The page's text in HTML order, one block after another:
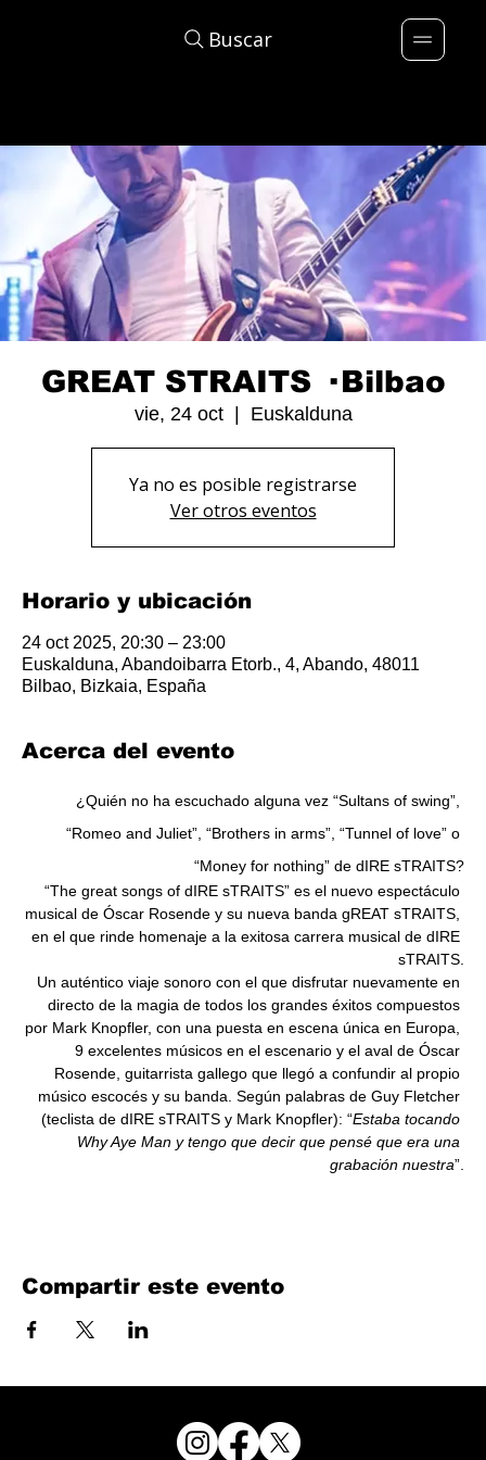
Buscar
GREAT STRAITS · Bilbao
vie, 24 oct
  |
Euskalduna
Ya no es posible registrarse
Ver otros eventos
Horario y ubicación
24 oct 2025, 20:30 – 23:00
Euskalduna, Abandoibarra Etorb., 4, Abando, 48011
Bilbao, Bizkaia, España
Acerca del evento
¿Quién no ha escuchado alguna vez “Sultans of swing”,
“Romeo and Juliet”, “Brothers in arms”, “Tunnel of love” o
“Money for nothing” de dIRE sTRAITS?
“The great songs of dIRE sTRAITS” es el nuevo espectáculo
musical de Óscar Rosende y su nueva banda gREAT sTRAITS,
en el que rinde homenaje a la exitosa carrera musical de dIRE
sTRAITS.
Un auténtico viaje sonoro con el que disfrutar nuevamente en
directo de la magia de todos los grandes éxitos compuestos
por Mark Knopfler, con una puesta en escena única en Europa,
9 excelentes músicos en el escenario y el aval de Óscar
Rosende, guitarrista gallego que llegó a confundir al propio
músico escocés y su banda. Según palabras de Guy Fletcher
(teclista de dIRE sTRAITS y Mark Knopfler): “Estaba tocando
Why Aye Man y tengo que decir que pensé que era una
grabación nuestra”.
Compartir este evento